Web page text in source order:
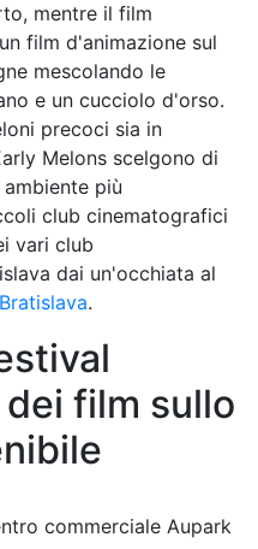
mentre il film
film d'animazione sul
mescolando le
e un cucciolo d'orso.
precoci sia in
Melons scelgono di
più
club cinematografici
vari club
dai un'occhiata al
.
film sullo
commerciale Aupark